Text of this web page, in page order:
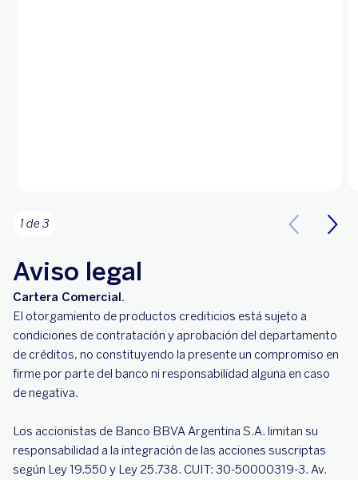
1 de 3
Aviso legal
Cartera Comercial.
El otorgamiento de productos crediticios está sujeto a
condiciones de contratación y aprobación del departamento
de créditos, no constituyendo la presente un compromiso en
firme por parte del banco ni responsabilidad alguna en caso
de negativa.
Los accionistas de Banco BBVA Argentina S.A. limitan su
responsabilidad a la integración de las acciones suscriptas
según Ley 19.550 y Ley 25.738. CUIT: 30‌-‌50‌00‌03‌19‌-‌3. Av.‌